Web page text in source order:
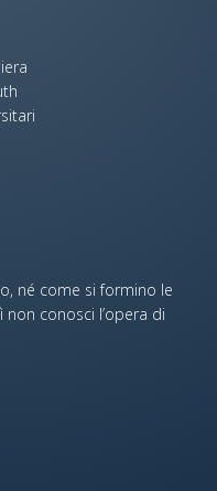
né come si formino le
conosci l’opera di